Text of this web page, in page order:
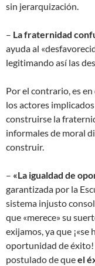
sin jerarquización.
– La fraternidad
ayuda al
legitimando así las
Por el contrario, es
los actores
construirse la
informales de moral
construir.
– «La igualdad de
garantizada por la
sistema injusto
que «merece» su
exijamos, ya que
oportunidad de éxito!
postulado de queel